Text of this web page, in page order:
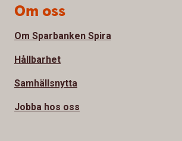
Om oss
Om Sparbanken Spira
Hållbarhet
Samhällsnytta
Jobba hos oss